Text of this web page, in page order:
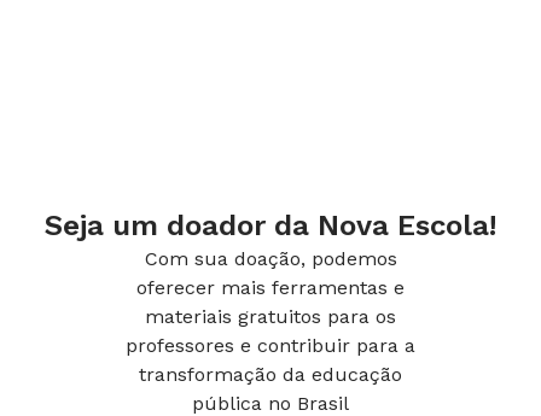
Seja um doador da Nova Escola!
Com sua doação, podemos
oferecer mais ferramentas e
materiais gratuitos para os
professores e contribuir para a
transformação da educação
pública no Brasil